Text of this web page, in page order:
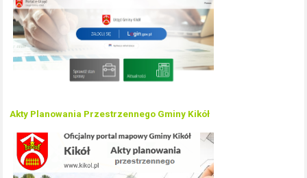
Akty Planowania Przestrzennego Gminy Kikół